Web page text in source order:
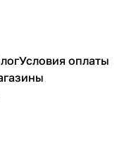
Условия оплаты